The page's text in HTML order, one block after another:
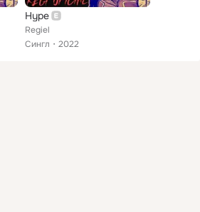
Hype
Regiel
Сингл
2022